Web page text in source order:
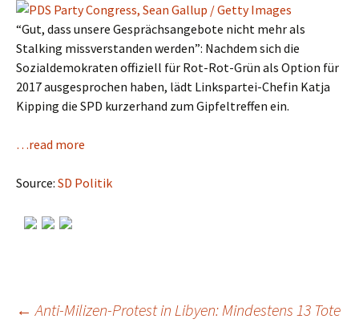
“Gut, dass unsere Gesprächsangebote nicht mehr als
Stalking missverstanden werden”: Nachdem sich die
Sozialdemokraten offiziell für Rot-Rot-Grün als Option für
2017 ausgesprochen haben, lädt Linkspartei-Chefin Katja
Kipping die SPD kurzerhand zum Gipfeltreffen ein.
…read more
Source: SD Politik
← Anti-Milizen-Protest in Libyen: Mindestens 13 Tote